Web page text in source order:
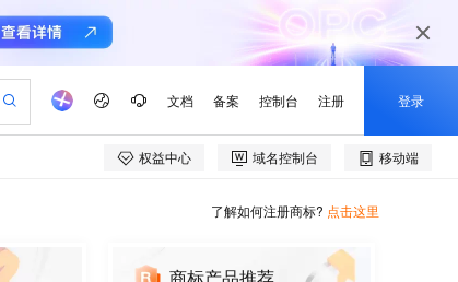
了解如何注册商标? 点击这里